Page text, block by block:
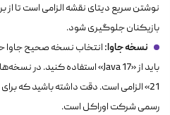
نوشتن سریع دیتای نقشه الزامی است تا
بازیکنان جلوگیری شود.
نسخه جاوا:
21» الزامی است. دقت داشته باشید که برای
رسمی شرکت اوراکل است.